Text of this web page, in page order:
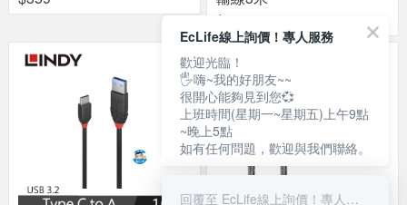
$799
EcLife線上詢價！專人服務
歡迎光臨！
🖐嗨~我的好朋友~~
很開心能夠見到您💞
上班時間(星期一~星期五)上午9點
~晚上5點
如有任何問題，歡迎與我們聯絡。
回覆至 EcLife線上詢價！專人服務